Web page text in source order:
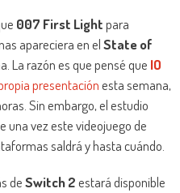
007 First Lightpara
apareciera en elState of
La razón es que pensé que IO
presentaciónesta semana,
Sin embargo, el estudio
una vez este videojuego de
saldrá y hasta cuándo.
deSwitch 2estará disponible